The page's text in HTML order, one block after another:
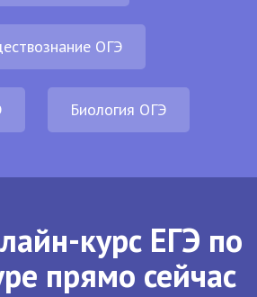
ОГЭ
Биология ОГЭ
курс ЕГЭ по
прямо сейчас